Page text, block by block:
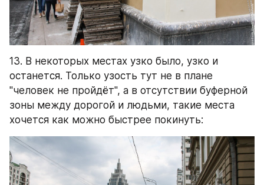
13. В некоторых местах узко было, узко и
останется. Только узость тут не в плане
"человек не пройдёт", а в отсутствии буферной
зоны между дорогой и людьми, такие места
хочется как можно быстрее покинуть: